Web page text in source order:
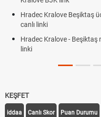
Hradec Kralove Beşiktaş
canlı linki
Hradec Kralove - Beşiktaş
linki
KEŞFET
iddaa Canlı Skor Puan Durumu